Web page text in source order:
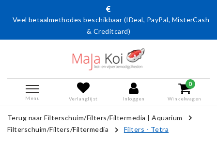
Veel betaalmethodes beschikbaar (IDeal, PayPal, MisterCash
& Creditcard)
Menu Verlanglijst Inloggen
0
Winkelwagen
Terug naar Filterschuim/Filters/Filtermedia |Aquarium
Filterschuim/Filters/Filtermedia
Filters - Tetra